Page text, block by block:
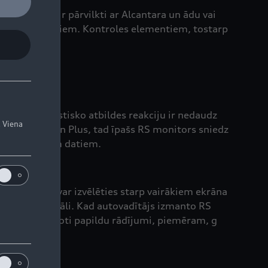
ir pārvilkti ar Alcantara un ādu vai
akcentiem. Kontroles elementiem, tostarp
ar akustisko atbildes reakciju ir nedaudz
Navigation Plus, tad īpašs RS monitors sniedz
un citiem datiem.
var izvēlēties starp vairākiem ekrāna
signāli. Kad autovadītājs izmanto RS
tiek attēloti papildu rādījumi, piemēram, g